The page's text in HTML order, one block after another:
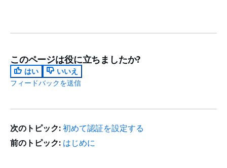
このページは役に立ちましたか?
はい
いいえ
フィードバックを送信
次のトピック: 初めて認証を設定する
前のトピック: はじめに